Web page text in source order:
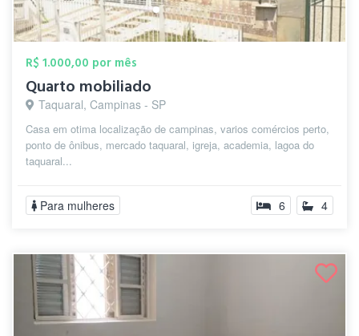
R$ 1.000,00 por mês
Quarto mobiliado
Taquaral, Campinas - SP
Casa em otima localização de campinas, varios comércios perto,
ponto de ônibus, mercado taquaral, igreja, academia, lagoa do
taquaral...
Para mulheres 6 4